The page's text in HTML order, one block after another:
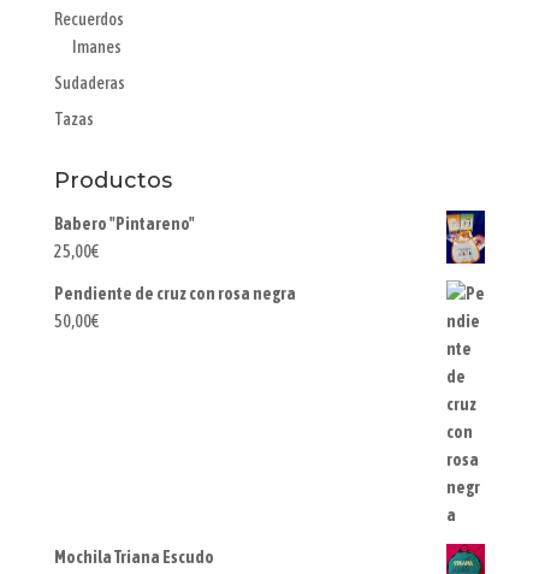
Recuerdos
Imanes
Sudaderas
Tazas
Productos
Babero "Pintareno"
25,00€
Pendiente de cruz con rosa negra
50,00€
Mochila Triana Escudo